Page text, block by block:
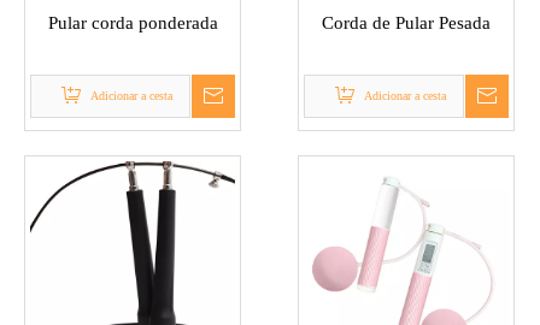
Pular corda ponderada
Adicionar a cesta
Corda de Pular Pesada
Adicionar a cesta